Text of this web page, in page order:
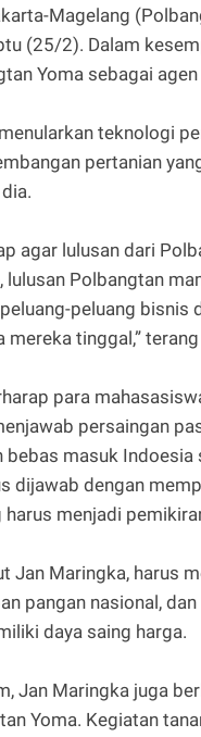
Magelang
(25/2). Dalam
Yoma sebagai
teknologi
pertanian
agar lulusan dari
lulusan Polbangtan
peluang
tinggal,”
para
persaingan
masuk
dijawab dengan
menjadi
Jan Maringka,
pangan nasional,
daya saing harga.
Jan Maringka juga
Yoma. Kegiatan